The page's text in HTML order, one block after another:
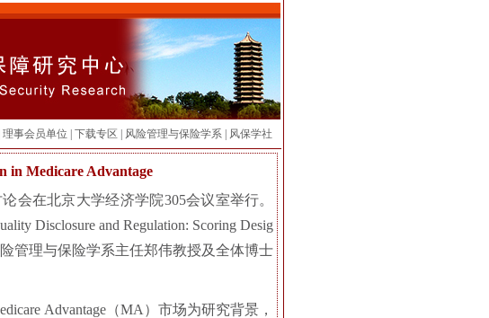
理事会员单位 下载专区 风险管理与保险学系| 风保学社
in Medicare Advantage
论会在北京大学经济学院305会议室举行。
Disclosure and Regulation: Scoring Desig
管理与保险学系主任郑伟教授及全体博士
Advantage（MA）市场为研究背景，